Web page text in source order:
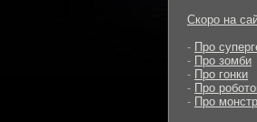
Скоро на
- Про
- Про зомби
- Про гонки
- Про
- Про